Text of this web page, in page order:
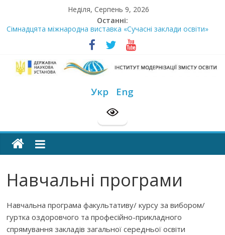
content
Неділя, Серпень 9, 2026
Останні:
Сімнадцята міжнародна виставка «Сучасні заклади освіти»
Стартує Всеукраїнський освітньо-методологічний відбір
«РодовідУчитель – 2026»
У червні стартує доставлення підручників для 2026–2027
навчального року
МОН пропонує до громадського обговорення проєкт наказу
“Про затвердження Положення про Всеукраїнський конкурс
Розпочато прийом документів на конкурс для здобуття
академічних стипендій імені Героїв Небесної Сотні на
2026/2027 н. р.
Інститут
модернізації
змісту
освіти
веб-
сайт
Укр Eng
Навчальні програми
Навчальна програма факультативу/ курсу за вибором/
гуртка оздоровчого та професійно-прикладного
спрямування закладів загальної середньої освіти